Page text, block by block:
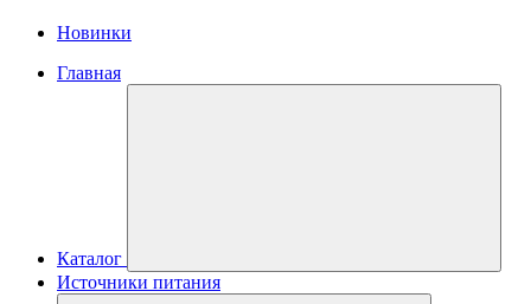
Новинки
Главная
Каталог
Источники питания